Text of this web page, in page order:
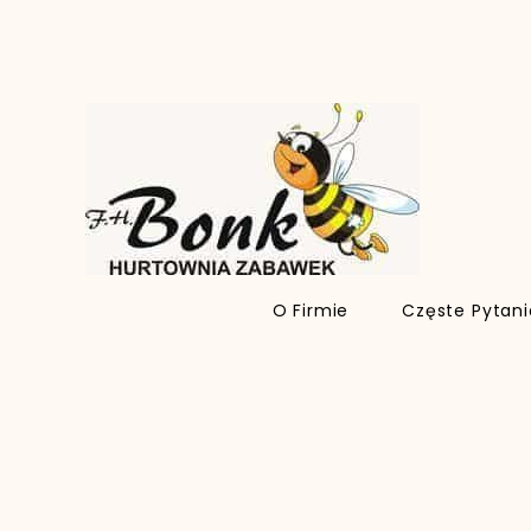
O Firmie Częste